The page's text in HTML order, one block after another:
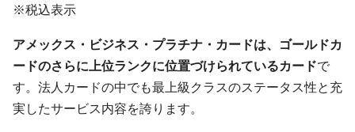
※税込表示
アメックス・ビジネス・プラチナ・カードは、ゴールドカ
ードのさらに上位ランクに位置づけられているカードで
す。法人カードの中でも最上級クラスのステータス性と充
実したサービス内容を誇ります。